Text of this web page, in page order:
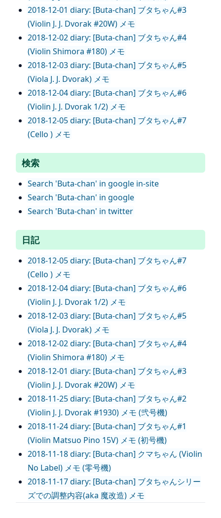
2018-12-01 diary: [Buta-chan] ブタちゃん#3
(Violin J. J. Dvorak #20W) メモ
2018-12-02 diary: [Buta-chan] ブタちゃん#4
(Violin Shimora #180) メモ
2018-12-03 diary: [Buta-chan] ブタちゃん#5
(Viola J. J. Dvorak) メモ
2018-12-04 diary: [Buta-chan] ブタちゃん#6
(Violin J. J. Dvorak 1/2) メモ
2018-12-05 diary: [Buta-chan] ブタちゃん#7
(Cello ) メモ
検索
Search 'Buta-chan' in google in-site
Search 'Buta-chan' in google
Search 'Buta-chan' in twitter
日記
2018-12-05 diary: [Buta-chan] ブタちゃん#7
(Cello ) メモ
2018-12-04 diary: [Buta-chan] ブタちゃん#6
(Violin J. J. Dvorak 1/2) メモ
2018-12-03 diary: [Buta-chan] ブタちゃん#5
(Viola J. J. Dvorak) メモ
2018-12-02 diary: [Buta-chan] ブタちゃん#4
(Violin Shimora #180) メモ
2018-12-01 diary: [Buta-chan] ブタちゃん#3
(Violin J. J. Dvorak #20W) メモ
2018-11-25 diary: [Buta-chan] ブタちゃん#2
(Violin J. J. Dvorak #1930) メモ (弐号機)
2018-11-24 diary: [Buta-chan] ブタちゃん#1
(Violin Matsuo Pino 15V) メモ (初号機)
2018-11-18 diary: [Buta-chan] クマちゃん (Violin
No Label) メモ (零号機)
2018-11-17 diary: [Buta-chan] ブタちゃんシリー
ズでの調整内容(aka 魔改造) メモ